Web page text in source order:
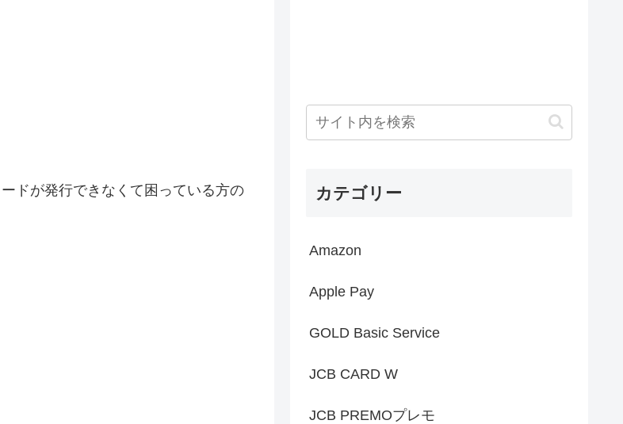
ドが発行できなくて困っている方の
カテゴリー
Amazon
Apple Pay
GOLD Basic Service
JCB CARD W
JCB PREMOプレモ